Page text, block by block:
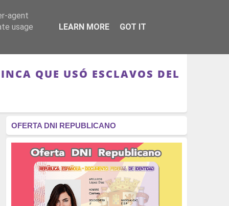
RÉGIMEN - MONARQUÍA
QUE USÓ ESCLAVOS DEL
OFERTA DNI REPUBLICANO
agent
usage
LEARN MORE GOT IT